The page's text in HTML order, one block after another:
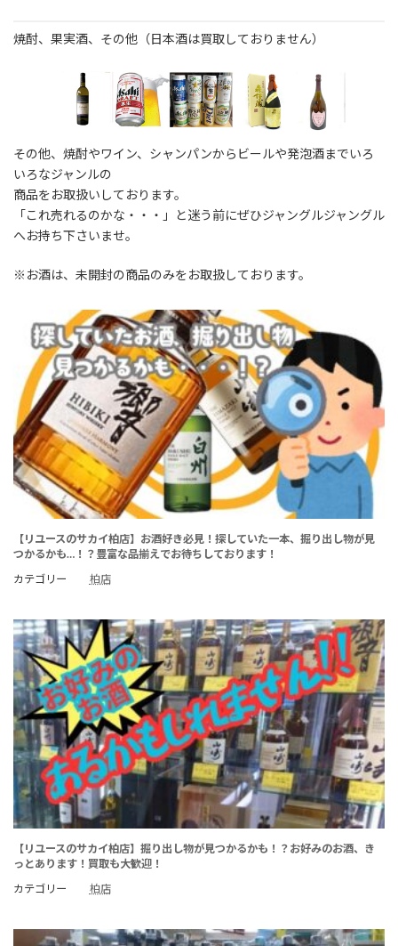
焼酎、果実酒、その他（日本酒は買取しておりません）
その他、焼酎やワイン、シャンパンからビールや発泡酒までいろ
いろなジャンルの
商品をお取扱いしております。
「これ売れるのかな・・・」と迷う前にぜひジャングルジャングル
へお持ち下さいませ。
※お酒は、未開封の商品のみをお取扱しております。
【リユースのサカイ柏店】お酒好き必見！探していた一本、掘り出し物が見
つかるかも…！？豊富な品揃えでお待ちしております！
カテゴリー
柏店
【リユースのサカイ柏店】掘り出し物が見つかるかも！？お好みのお酒、き
っとあります！買取も大歓迎！
カテゴリー
柏店